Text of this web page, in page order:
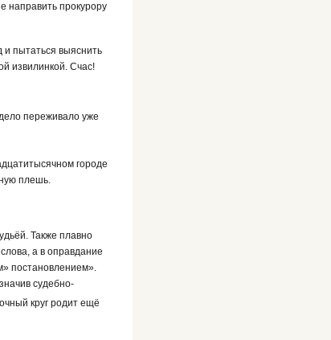
направить прокурору
и пытаться выяснить
извилинкой. Счас!
переживало уже
городе
плешь.
Также плавно
а в оправдание
постановлением».
судебно-
круг родит ещё